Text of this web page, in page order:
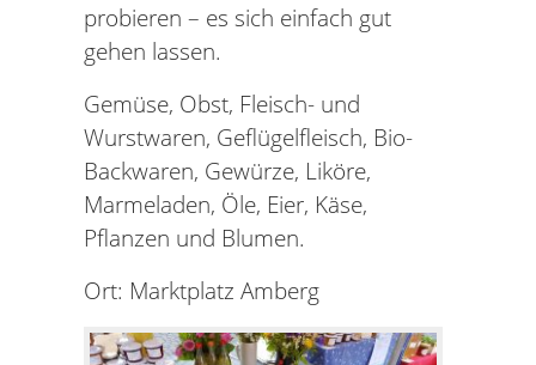
probieren – es sich einfach gut
gehen lassen.
Gemüse, Obst, Fleisch- und
Wurstwaren, Geflügelfleisch, Bio-
Backwaren, Gewürze, Liköre,
Marmeladen, Öle, Eier, Käse,
Pflanzen und Blumen.
Ort: Marktplatz Amberg